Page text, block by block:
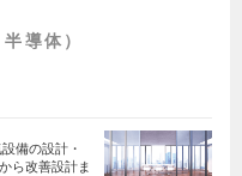
導体）
備の設計・
ら改善設計ま